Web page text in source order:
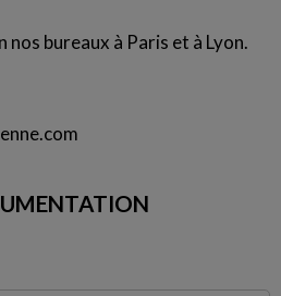
nos bureaux à Paris et à Lyon.